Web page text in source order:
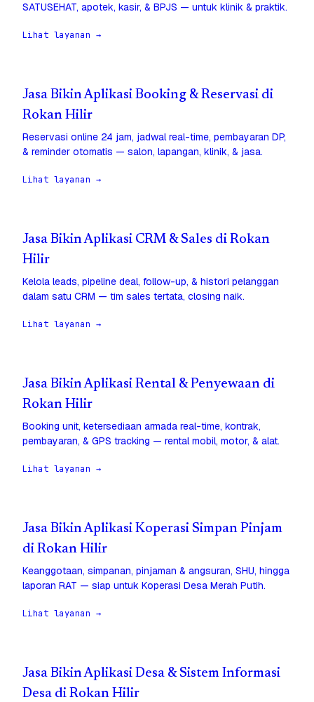
SATUSEHAT, apotek, kasir, & BPJS — untuk klinik & praktik.
Lihat layanan →
Jasa Bikin Aplikasi Booking & Reservasi di
Rokan Hilir
Reservasi online 24 jam, jadwal real-time, pembayaran DP,
& reminder otomatis — salon, lapangan, klinik, & jasa.
Lihat layanan →
Jasa Bikin Aplikasi CRM & Sales di Rokan
Hilir
Kelola leads, pipeline deal, follow-up, & histori pelanggan
dalam satu CRM — tim sales tertata, closing naik.
Lihat layanan →
Jasa Bikin Aplikasi Rental & Penyewaan di
Rokan Hilir
Booking unit, ketersediaan armada real-time, kontrak,
pembayaran, & GPS tracking — rental mobil, motor, & alat.
Lihat layanan →
Jasa Bikin Aplikasi Koperasi Simpan Pinjam
di Rokan Hilir
Keanggotaan, simpanan, pinjaman & angsuran, SHU, hingga
laporan RAT — siap untuk Koperasi Desa Merah Putih.
Lihat layanan →
Jasa Bikin Aplikasi Desa & Sistem Informasi
Desa di Rokan Hilir